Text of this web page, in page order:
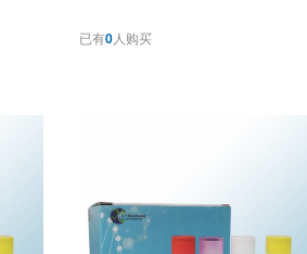
已有0人购买